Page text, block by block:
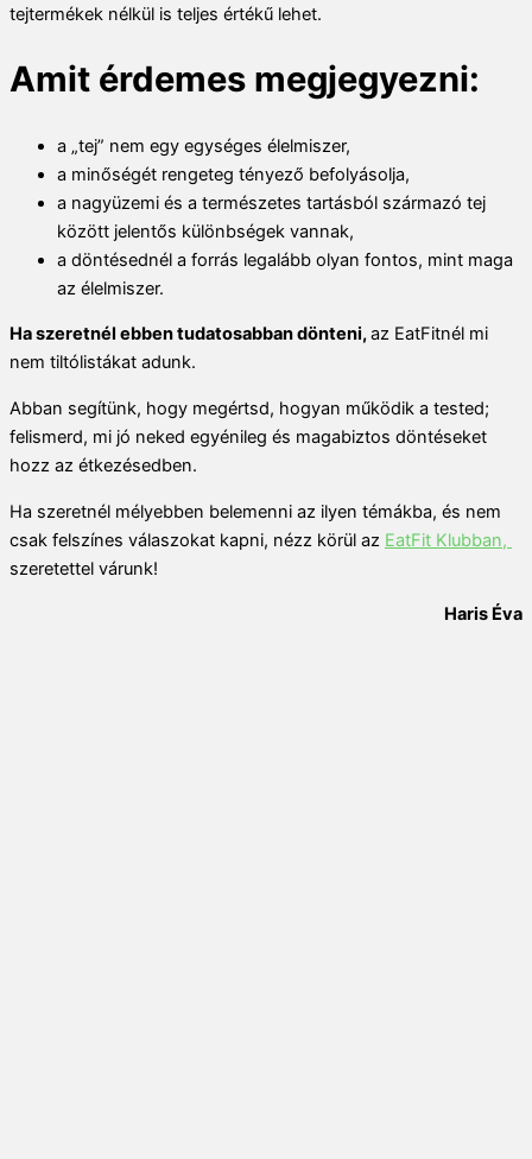
tejtermékek nélkül is teljes értékű lehet.
Amit érdemes megjegyezni:
a „tej” nem egy egységes élelmiszer,
a minőségét rengeteg tényező befolyásolja,
a nagyüzemi és a természetes tartásból származó tej
között jelentős különbségek vannak,
a döntésednél a forrás legalább olyan fontos, mint maga
az élelmiszer.
Ha szeretnél ebben tudatosabban dönteni,az EatFitnél mi
nem tiltólistákat adunk.
Abban segítünk, hogy megértsd, hogyan működik a tested;
felismerd, mi jó neked egyénileg és magabiztos döntéseket
hozz az étkezésedben.
Ha szeretnél mélyebben belemenni az ilyen témákba, és nem
csak felszínes válaszokat kapni, nézz körül az EatFit Klubban,
szeretettel várunk!
Haris Éva